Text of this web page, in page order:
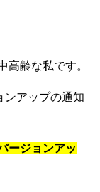
高齢な私です。
ンアップの通知
ージョンアッ